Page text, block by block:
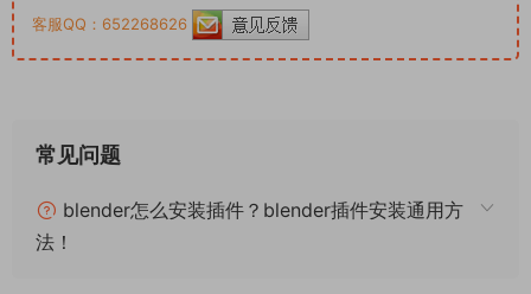
客服QQ：652268626
常见问题
blender怎么安装插件？blender插件安装通用方
法！